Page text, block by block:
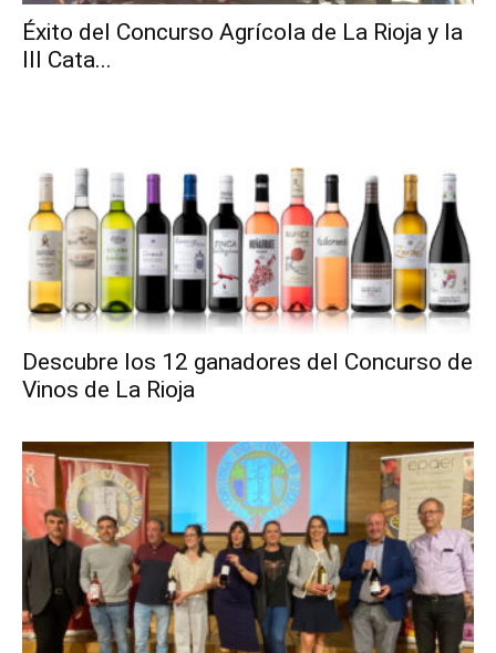
Éxito del Concurso Agrícola de La Rioja y la
III Cata...
Descubre los 12 ganadores del Concurso de
Vinos de La Rioja